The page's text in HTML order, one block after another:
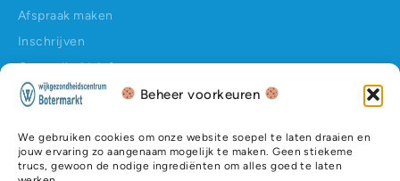
Beheer voorkeuren
We gebruiken cookies om onze website soepel te laten draaien en
jouw ervaring zo aangenaam mogelijk te maken. Geen stiekeme
trucs, gewoon de nodige ingrediënten om alles goed te laten
Afspraak maken
Inschrijven
Gezondheidsinfo
Contact
Contact
Hundelgemsesteenweg 145
9050 Ledeberg